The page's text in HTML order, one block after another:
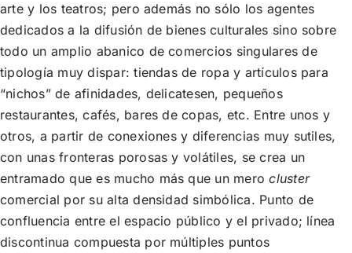
arte y los teatros; pero además no sólo los agentes
dedicados a la difusión de bienes culturales sino sobre
todo un amplio abanico de comercios singulares de
tipología muy dispar: tiendas de ropa y artículos para
“nichos” de afinidades, delicatesen, pequeños
restaurantes, cafés, bares de copas, etc. Entre unos y
otros, a partir de conexiones y diferencias muy sutiles,
con unas fronteras porosas y volátiles, se crea un
entramado que es mucho más que un merocluster
comercial por su alta densidad simbólica. Punto de
confluencia entre el espacio público y el privado; línea
discontinua compuesta por múltiples puntos